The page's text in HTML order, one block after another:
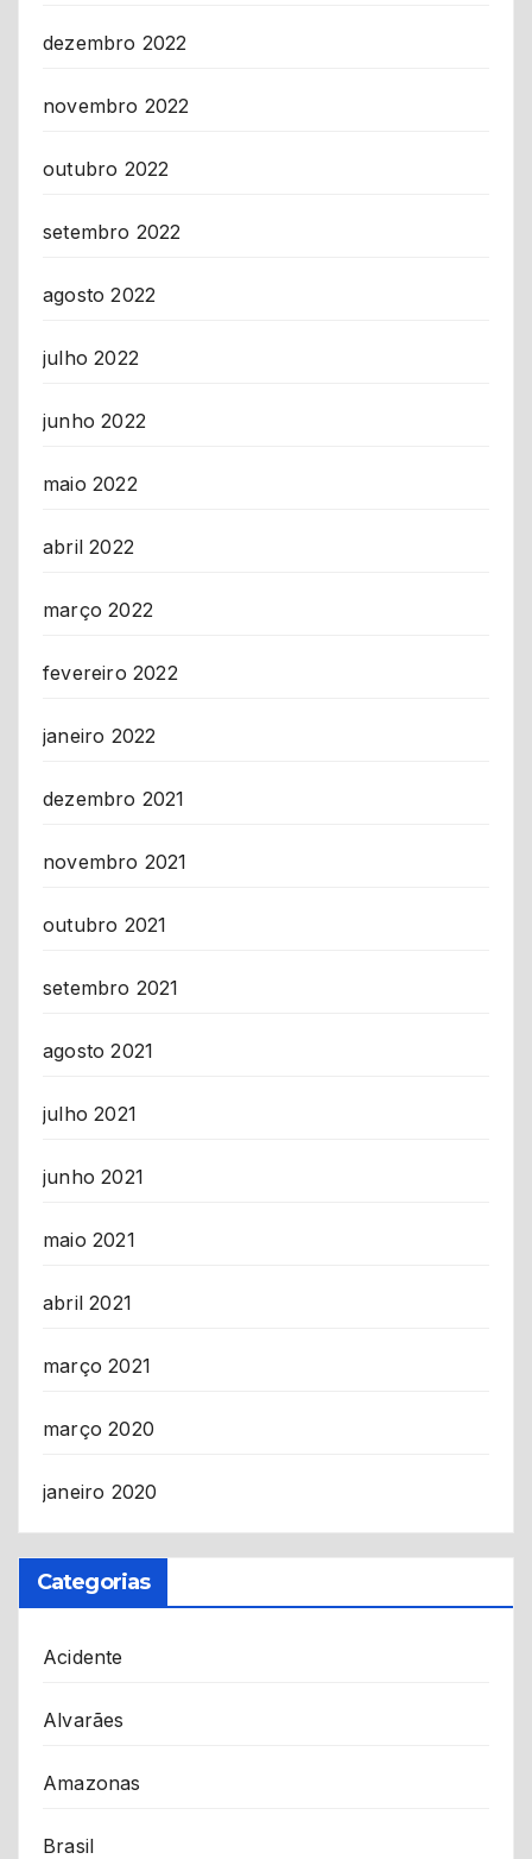
dezembro 2022
novembro 2022
outubro 2022
setembro 2022
agosto 2022
julho 2022
junho 2022
maio 2022
abril 2022
março 2022
fevereiro 2022
janeiro 2022
dezembro 2021
novembro 2021
outubro 2021
setembro 2021
agosto 2021
julho 2021
junho 2021
maio 2021
abril 2021
março 2021
março 2020
janeiro 2020
Categorias
Acidente
Alvarães
Amazonas
Brasil